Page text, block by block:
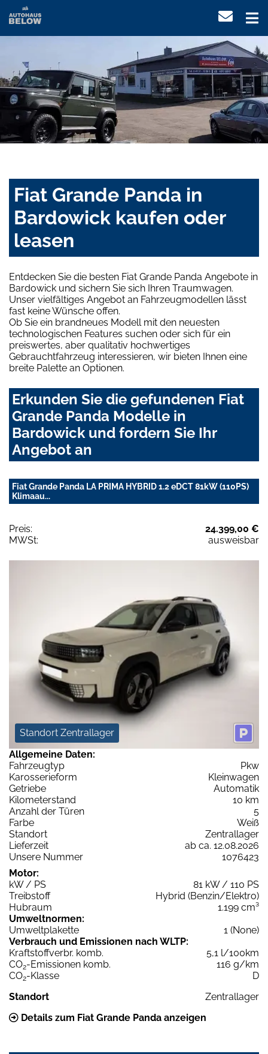
Fiat Grande Panda in
Bardowick kaufen oder
leasen
Entdecken Sie die besten Fiat Grande Panda Angebote in
Bardowick und sichern Sie sich Ihren Traumwagen.
Unser vielfältiges Angebot an Fahrzeugmodellen lässt
fast keine Wünsche offen.
Ob Sie ein brandneues Modell mit den neuesten
technologischen Features suchen oder sich für ein
preiswertes, aber qualitativ hochwertiges
Gebrauchtfahrzeug interessieren, wir bieten Ihnen eine
breite Palette an Optionen.
Erkunden Sie die gefundenen Fiat
Grande Panda Modelle in
Bardowick und fordern Sie Ihr
Angebot an
Fiat Grande Panda LA PRIMA HYBRID 1.2 eDCT 81kW (110PS)
Klimaau...
Preis:
24.399,00 €
MWSt:
ausweisbar
Standort Zentrallager
Allgemeine Daten:
Fahrzeugtyp
Pkw
Karosserieform
Kleinwagen
Getriebe
Automatik
Kilometerstand
10 km
Anzahl der Türen
5
Farbe
Weiß
Standort
Zentrallager
Lieferzeit
ab ca. 12.08.2026
Unsere Nummer
1076423
Motor:
kW / PS
81 kW / 110 PS
Treibstoff
Hybrid (Benzin/Elektro)
Hubraum
1.199 cm³
Umweltnormen:
Umweltplakette
1 (None)
Verbrauch und Emissionen nach WLTP:
Kraftstoffverbr. komb.
5,1 l/100km
CO2-Emissionen komb.
116 g/km
CO2-Klasse
D
Standort
Zentrallager
Details zum Fiat Grande Panda anzeigen